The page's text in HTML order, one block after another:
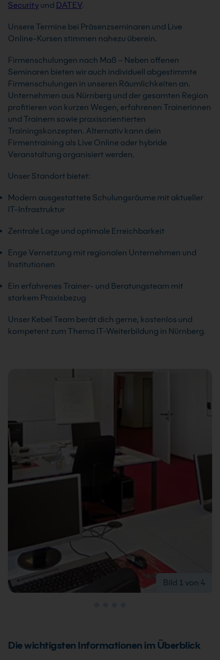
Security und DATEV.
Unsere Termine bei Präsenzseminaren und Live
Online-Kursen stimmen nahezu überein.
Firmenschulungen nach Maß – Neben offenen
Seminaren bieten wir auch individuell abgestimmte
Firmenschulungen in unseren Räumlichkeiten an.
Unternehmen aus Nürnberg und der gesamten Region
profitieren von kurzen Wegen, erfahrenen Trainerinnen
und Trainern sowie praxisorientierten
Trainingskonzepten. Alternativ kann dein
Firmentraining als Live Online oder hybride
Veranstaltung organisiert werden.
Unser Standort bietet:
Modern ausgestattete Schulungsräume mit aktueller
IT-Infrastruktur
Zentrale Lage und optimale Erreichbarkeit
Enge Vernetzung mit regionalen Unternehmen und
Institutionen
Ein erfahrenes Trainer- und Beratungsteam mit
starkem Praxisbezug
Unser Kebel Team berät dich gerne, kostenlos und
kompetent zum Thema IT-Weiterbildung in Nürnberg.
Bild 1 von 4
Die wichtigsten Informationen im Überblick